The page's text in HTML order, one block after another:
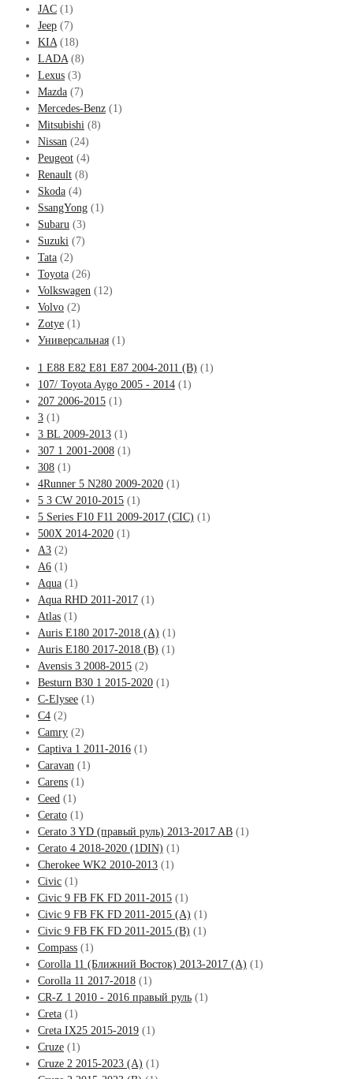
JAC (1)
Jeep (7)
KIA (18)
LADA (8)
Lexus (3)
Mazda (7)
Mercedes-Benz (1)
Mitsubishi (8)
Nissan (24)
Peugeot (4)
Renault (8)
Skoda (4)
SsangYong (1)
Subaru (3)
Suzuki (7)
Tata (2)
Toyota (26)
Volkswagen (12)
Volvo (2)
Zotye (1)
Универсальная (1)
1 E88 E82 E81 E87 2004-2011 (B) (1)
107/ Toyota Aygo 2005 - 2014 (1)
207 2006-2015 (1)
3 (1)
3 BL 2009-2013 (1)
307 1 2001-2008 (1)
308 (1)
4Runner 5 N280 2009-2020 (1)
5 3 CW 2010-2015 (1)
5 Series F10 F11 2009-2017 (CIC) (1)
500X 2014-2020 (1)
A3 (2)
A6 (1)
Aqua (1)
Aqua RHD 2011-2017 (1)
Atlas (1)
Auris E180 2017-2018 (A) (1)
Auris E180 2017-2018 (B) (1)
Avensis 3 2008-2015 (2)
Besturn B30 1 2015-2020 (1)
C-Elysee (1)
C4 (2)
Camry (2)
Captiva 1 2011-2016 (1)
Caravan (1)
Carens (1)
Ceed (1)
Cerato (1)
Cerato 3 YD (правый руль) 2013-2017 AB (1)
Cerato 4 2018-2020 (1DIN) (1)
Cherokee WK2 2010-2013 (1)
Civic (1)
Civic 9 FB FK FD 2011-2015 (1)
Civic 9 FB FK FD 2011-2015 (A) (1)
Civic 9 FB FK FD 2011-2015 (B) (1)
Compass (1)
Corolla 11 (Ближний Восток) 2013-2017 (A) (1)
Corolla 11 2017-2018 (1)
CR-Z 1 2010 - 2016 правый руль (1)
Creta (1)
Creta IX25 2015-2019 (1)
Cruze (1)
Cruze 2 2015-2023 (A) (1)